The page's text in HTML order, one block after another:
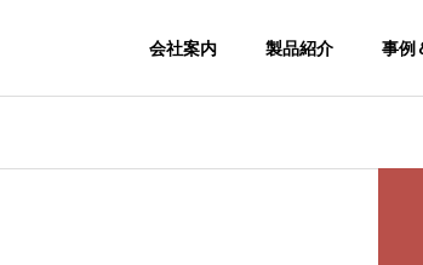
会社案内 製品紹介 事例